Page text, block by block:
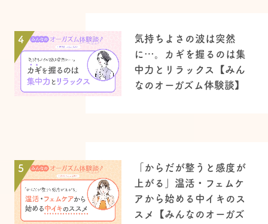
4
気持ちよさの波は突然
に…。カギを握るのは集
中力とリラックス【みん
なのオーガズム体験談】
5
「からだが整うと感度が
上がる」温活・フェムケ
アから始める中イキのス
スメ【みんなのオーガズ